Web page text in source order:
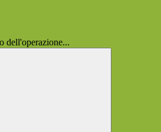
dell'operazione...